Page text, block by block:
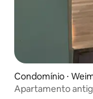
Condomínio ⋅
Apartamento